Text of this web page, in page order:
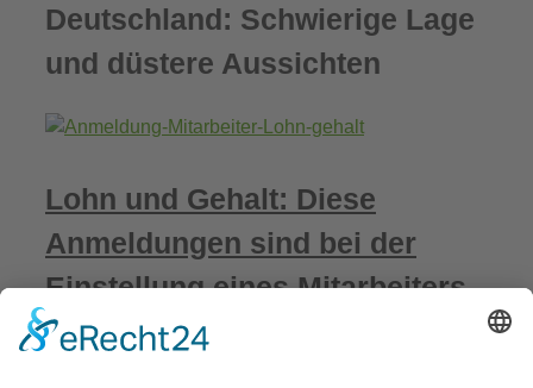
Deutschland: Schwierige Lage
und düstere Aussichten
Lohn und Gehalt: Diese
Anmeldungen sind bei der
Einstellung eines Mitarbeiters
erforderlich